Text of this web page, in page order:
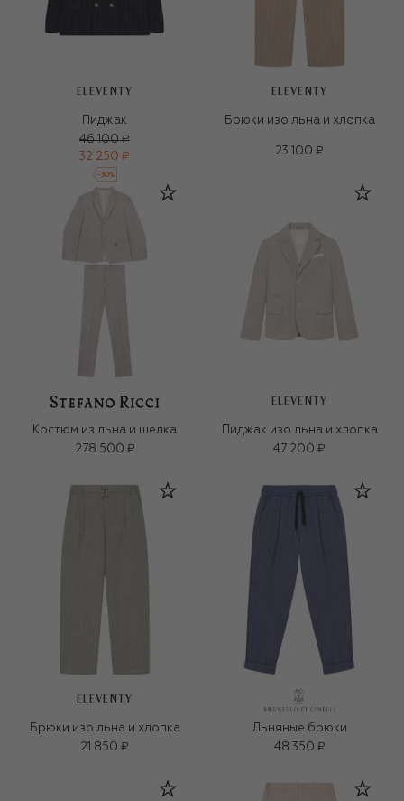
ELEVENTY
Пиджак
46 100 ₽
32 250 ₽
-30%
ELEVENTY
Брюки изо льна и хлопка
23 100 ₽
Костюм из льна и шелка
278 500 ₽
ELEVENTY
Пиджак изо льна и хлопка
47 200 ₽
ELEVENTY
Брюки изо льна и хлопка
21 850 ₽
Льняные брюки
48 350 ₽